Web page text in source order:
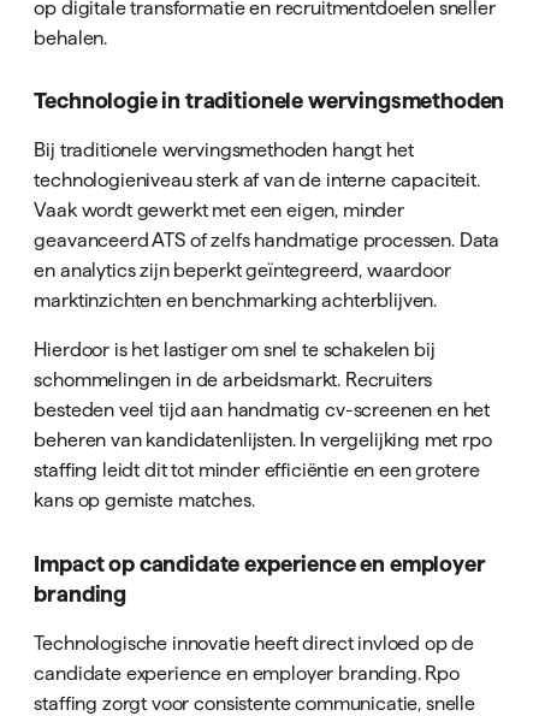
op digitale transformatie en recruitmentdoelen sneller
behalen.
Technologie in traditionele wervingsmethoden
Bij traditionele wervingsmethoden hangt het
technologieniveau sterk af van de interne capaciteit.
Vaak wordt gewerkt met een eigen, minder
geavanceerd ATS of zelfs handmatige processen. Data
en analytics zijn beperkt geïntegreerd, waardoor
marktinzichten en benchmarking achterblijven.
Hierdoor is het lastiger om snel te schakelen bij
schommelingen in de arbeidsmarkt. Recruiters
besteden veel tijd aan handmatig cv-screenen en het
beheren van kandidatenlijsten. In vergelijking met rpo
staffing leidt dit tot minder efficiëntie en een grotere
kans op gemiste matches.
Impact op candidate experience en employer
branding
Technologische innovatie heeft direct invloed op de
candidate experience en employer branding. Rpo
staffing zorgt voor consistente communicatie, snelle